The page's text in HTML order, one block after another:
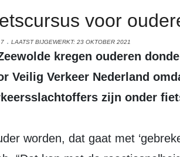
voor
LAATST BIJGEWERKT: 23 OKTOBER 2021
Veilig Verkeer Nederland
zijn onder
worden, dat gaat met